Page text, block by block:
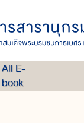
All E-
book